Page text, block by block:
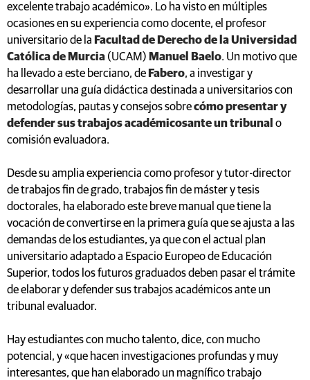
excelente trabajo académico». Lo ha visto en múltiples
ocasiones en su experiencia como docente, el profesor
universitario de la Facultad de Derecho de la Universidad
Católica de Murcia (UCAM) Manuel Baelo. Un motivo que
ha llevado a este berciano, de Fabero, a investigar y
desarrollar una guía didáctica destinada a universitarios con
metodologías, pautas y consejos sobrecómo presentar y
defender sus trabajos académicosante un tribunal o
comisión evaluadora.
Desde su amplia experiencia como profesor y tutor-director
de trabajos fin de grado, trabajos fin de máster y tesis
doctorales, ha elaborado este breve manual que tiene la
vocación de convertirse en la primera guía que se ajusta a las
demandas de los estudiantes, ya que con el actual plan
universitario adaptado a Espacio Europeo de Educación
Superior, todos los futuros graduados deben pasar el trámite
de elaborar y defender sus trabajos académicos ante un
tribunal evaluador.
Hay estudiantes con mucho talento, dice, con mucho
potencial, y «que hacen investigaciones profundas y muy
interesantes, que han elaborado un magnífico trabajo